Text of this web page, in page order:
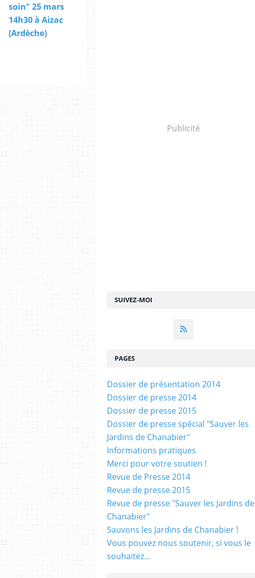
soin" 25 mars
14h30 à Aizac
(Ardèche)
SUIVEZ-MOI
Publicité
PAGES
Dossier de présentation 2014
Dossier de presse 2014
Dossier de presse 2015
Dossier de presse spécial "Sauver les
Jardins de Chanabier"
Informations pratiques
Merci pour votre soutien !
Revue de Presse 2014
Revue de presse 2015
Revue de presse "Sauver les Jardins de
Chanabier"
Sauvons les Jardins de Chanabier !
Vous pouvez nous soutenir, si vous le
souhaitez...